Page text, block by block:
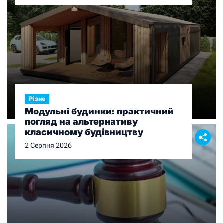
Різне
Модульні будинки: практичний
погляд на альтернативу
класичному будівництву
2 Серпня 2026